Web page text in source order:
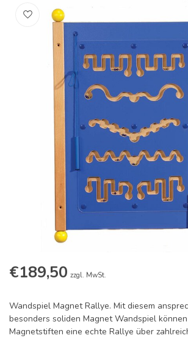
€189,50 zzgl. MwSt.
Wandspiel Magnet Rallye. Mit diesem
besonders soliden Magnet Wandspiel
Magnetstiften eine echte Rallye über